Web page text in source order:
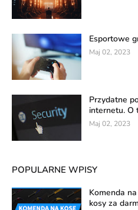
Esportowe
Maj 02, 2023
Przydatne
internetu. O
Maj 02, 2023
POPULARNE WPISY
Komenda
kosy za